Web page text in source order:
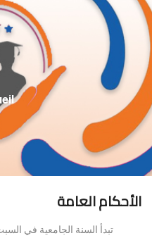
الأحكام العامة
تبدأ السنة الجامعية في